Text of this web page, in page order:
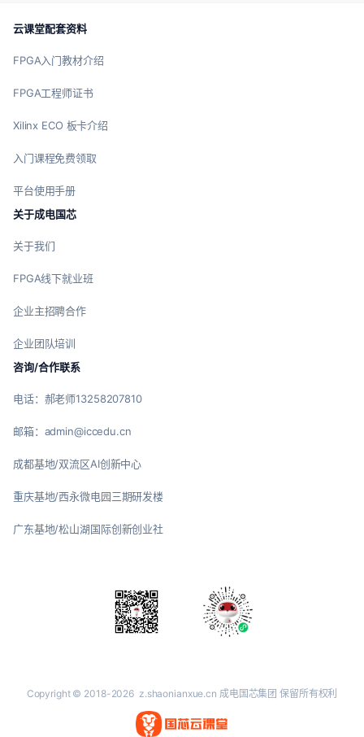
云课堂配套资料
FPGA入门教材介绍
FPGA工程师证书
Xilinx ECO 板卡介绍
入门课程免费领取
平台使用手册
关于成电国芯
关于我们
FPGA线下就业班
企业主招聘合作
企业团队培训
咨询/合作联系
电话：郝老师13258207810
邮箱：admin@iccedu.cn
成都基地/双流区AI创新中心
重庆基地/西永微电园三期研发楼
广东基地/松山湖国际创新创业社
Copyright © 2018-2026 z.shaonianxue.cn 成电国芯集团 保留所有权利